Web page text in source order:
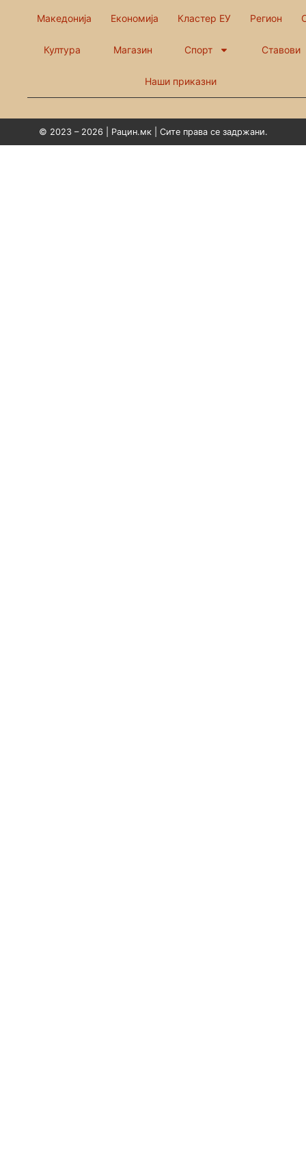
Македонија Економија Кластер ЕУ Регион
Култура Магазин Спорт Ставови
Наши приказни
© 2023 – 2026 | Рацин.мк | Сите права се задржани.